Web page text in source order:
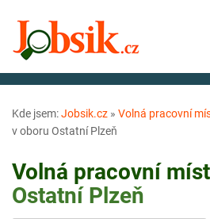
Kde jsem:Jobsik.cz » Volná pracovní
v oboru Ostatní Plzeň
Volná pracovní
Ostatní Plzeň